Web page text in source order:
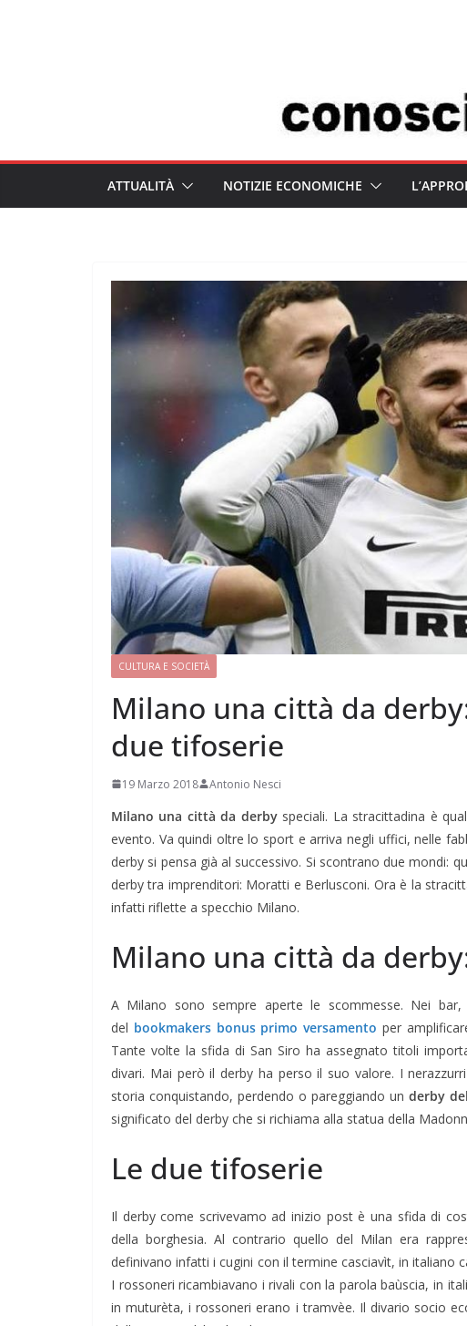
ATTUALITÀ NOTIZIE ECONOMICHE
CULTURA E SOCIETÀ
Milano una città da
due tifoserie
19 Marzo 2018 Antonio Nesci
Milano una città da derbyspeciali. La stracittadina è
evento. Va quindi oltre lo sport e arriva negli uffici, nelle
derby si pensa già al successivo. Si scontrano due mondi:
derby tra imprenditori: Moratti e Berlusconi. Ora è la
infatti riflette a specchio Milano.
Milano una città da
A Milano sono sempre aperte le scommesse. Nei
del bookmakers bonus primo versamento per
Tante volte la sfida di San Siro ha assegnato titoli
divari. Mai però il derby ha perso il suo valore. I
storia conquistando, perdendo o pareggiando un derby
significato del derby che si richiama alla statua della
Le due tifoserie
Il derby come scrivevamo ad inizio post è una sfida di
della borghesia. Al contrario quello del Milan era
definivano infatti i cugini con il termine casciavìt, in italiano
I rossoneri ricambiavano i rivali con la parola baùscia, in
in muturèta, i rossoneri erano i tramvèe. Il divario socio